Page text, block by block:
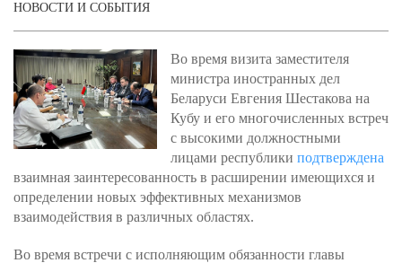
НОВОСТИ И СОБЫТИЯ
Во время визита заместителя
министра иностранных дел
Беларуси Евгения Шестакова на
Кубу и его многочисленных встреч
с высокими должностными
лицами республики подтверждена
взаимная заинтересованность в расширении имеющихся и
определении новых эффективных механизмов
взаимодействия в различных областях.
Во время встречи с исполняющим обязанности главы